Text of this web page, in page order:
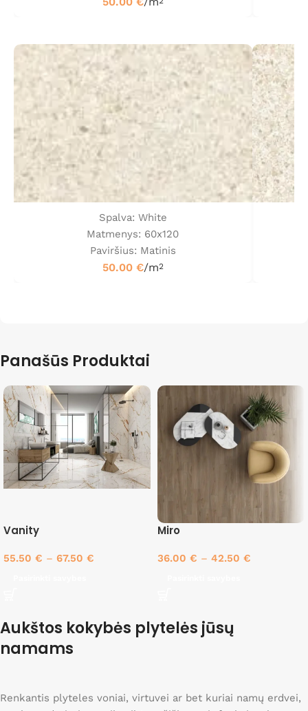
Spalva: White
Matmenys: 60x120
Paviršius: Matinis
50.00 €/m2
Panašūs Produktai
Vanity
55.50 € – 67.50 €
Miro
36.00 € – 42.50 €
Aukštos kokybės plytelės jūsų
namams
Renkantis plyteles voniai, virtuvei ar bet kuriai namų erdvei,